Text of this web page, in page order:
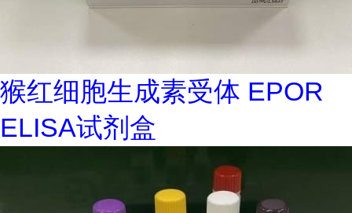
猴红细胞生成素受体 EPOR
ELISA试剂盒